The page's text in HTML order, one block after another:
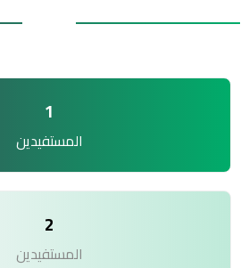
1
المستفيدين
2
المستفيدين